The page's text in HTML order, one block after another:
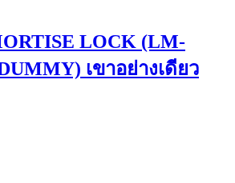
LOCK (LM-
เขาอย่างเดียว